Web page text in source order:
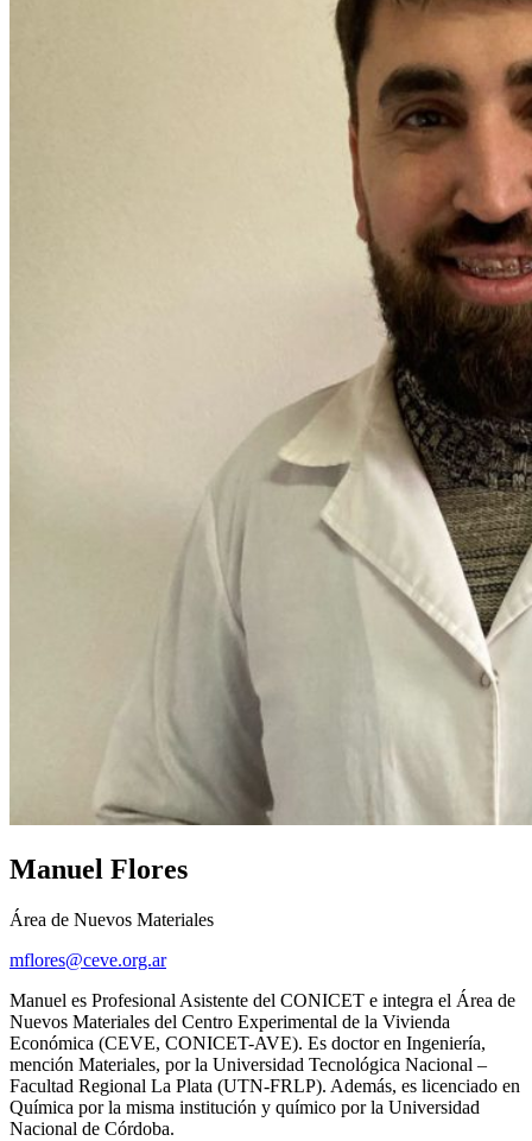
Manuel Flores
Área de Nuevos Materiales
mflores@ceve.org.ar
Manuel es Profesional Asistente del CONICET e integra el Área de
Nuevos Materiales del Centro Experimental de la Vivienda
Económica (CEVE, CONICET-AVE). Es doctor en Ingeniería,
mención Materiales, por la Universidad Tecnológica Nacional –
Facultad Regional La Plata (UTN-FRLP). Además, es licenciado en
Química por la misma institución y químico por la Universidad
Nacional de Córdoba.